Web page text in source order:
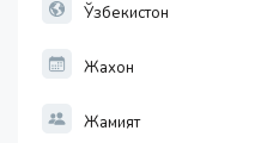
Ўзбекистон
Жахон
Жамият